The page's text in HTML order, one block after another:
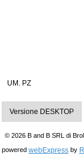
UM. PZ
Versione DESKTOP
© 2026 B and B SRL di
powered webExpress by